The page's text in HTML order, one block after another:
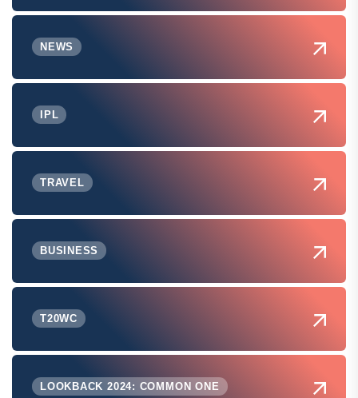
NEWS
IPL
TRAVEL
BUSINESS
T20WC
LOOKBACK 2024: COMMON ONE